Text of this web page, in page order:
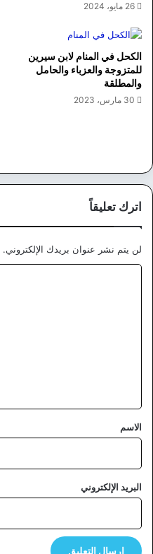
26 مايو، 2024
الكحل في المنام لابن سيرين
للمتزوجة والعزباء والحامل
والمطلقة
30 مارس، 2023
اترك تعليقاً
لن يتم نشر عنوان بريدك الإلكتروني.
*
الاسم
البريد الإلكتروني